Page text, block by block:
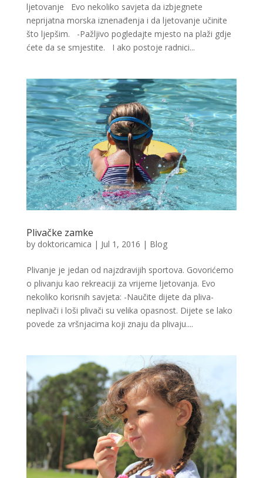
ljetovanje Evo nekoliko savjeta da izbjegnete
neprijatna morska iznenađenja i da ljetovanje učinite
što ljepšim. -Pažljivo pogledajte mjesto na plaži gdje
ćete da se smjestite. I ako postoje radnici...
Plivačke zamke
by doktoricamica | Jul 1, 2016 | Blog
Plivanje je jedan od najzdravijih sportova. Govorićemo
o plivanju kao rekreaciji za vrijeme ljetovanja. Evo
nekoliko korisnih savjeta: -Naučite dijete da pliva-
neplivači i loši plivači su velika opasnost. Dijete se lako
povede za vršnjacima koji znaju da plivaju....